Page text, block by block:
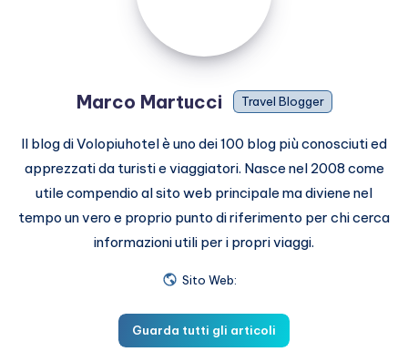
Marco Martucci Travel Blogger
Il blog di Volopiuhotel è uno dei 100 blog più conosciuti ed
apprezzati da turisti e viaggiatori. Nasce nel 2008 come
utile compendio al sito web principale ma diviene nel
tempo un vero e proprio punto di riferimento per chi cerca
informazioni utili per i propri viaggi.
Sito Web:
Guarda tutti gli articoli